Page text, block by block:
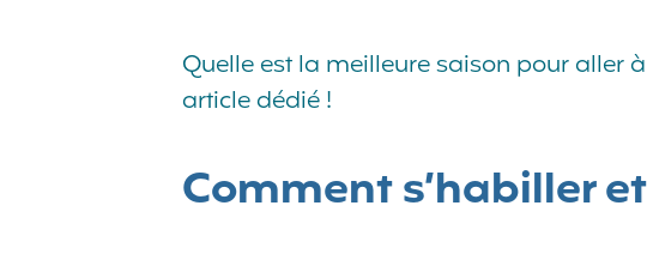
Quelle est la meilleure saison pour aller
article dédié !
Comment s’habiller